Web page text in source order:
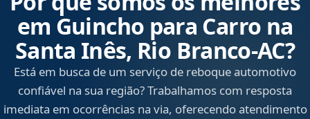
em Guincho para Carro na
Santa Inês, Rio Branco‑AC?
Está em busca de um serviço de reboque automotivo
confiável na sua região? Trabalhamos com resposta
imediata em ocorrências na via, oferecendo atendimento